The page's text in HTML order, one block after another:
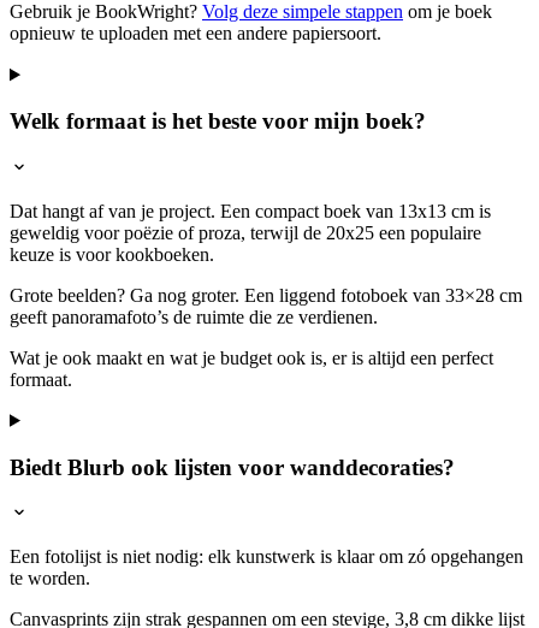
Gebruik je BookWright? Volg deze simpele stappen om je boek
opnieuw te uploaden met een andere papiersoort.
Welk formaat is het beste voor mijn boek?
Dat hangt af van je project. Een compact boek van 13x13 cm is
geweldig voor poëzie of proza, terwijl de 20x25 een populaire
keuze is voor kookboeken.
Grote beelden? Ga nog groter. Een liggend fotoboek van 33×28 cm
geeft panoramafoto’s de ruimte die ze verdienen.
Wat je ook maakt en wat je budget ook is, er is altijd een perfect
formaat.
Biedt Blurb ook lijsten voor wanddecoraties?
Een fotolijst is niet nodig: elk kunstwerk is klaar om zó opgehangen
te worden.
Canvasprints zijn strak gespannen om een stevige, 3,8 cm dikke lijst